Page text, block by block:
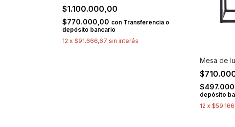
$1.100.000,00
$770.000,00 con Transferencia o
depósito bancario
12 x $91.666,67 sin interés
Mesa de
depósito
12 x